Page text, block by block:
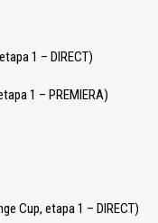
1 – DIRECT)
1 – PREMIERA)
Cup, etapa 1 – DIRECT)